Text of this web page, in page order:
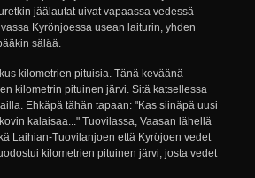
jäälautat uivat vapaassa vedessä
Kyrönjoessa usean laiturin, yhden
sälää.
kilometrien pituisia. Tänä keväänä
kilometrin pituinen järvi. Sitä katsellessa
Ehkäpä tähän tapaan: "Kas siinäpä uusi
kalaisaa..." Tuovilassa, Vaasan lähellä
Laihian-Tuovilanjoen että Kyröjoen vedet
kilometrien pituinen järvi, josta vedet